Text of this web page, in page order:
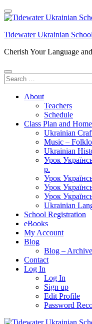
Skip
to
(Press
Tidewater Ukrainian School
Cherish Your Language
Search
for:
About
Teachers
Schedule
Class Plan and
Ukrainian
Music –
Ukrainian
Урок
р.
Урок
Урок
Урок
Ukrainian
School Registration
eBooks
My Account
Blog
Blog – Archive
Contact
Log In
Log In
Sign up
Edit Profile
Password